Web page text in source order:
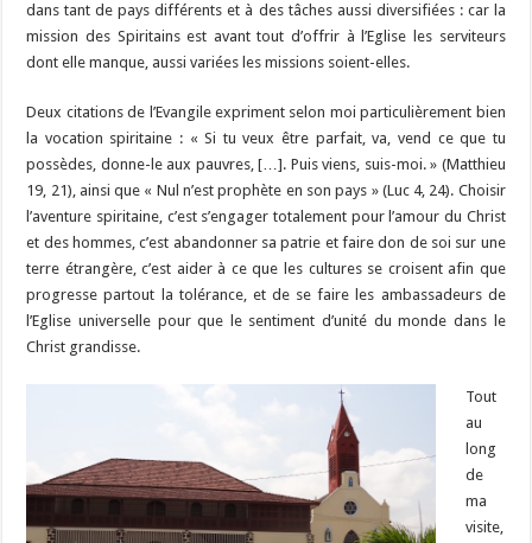
dans tant de pays différents et à des tâches aussi diversifiées : car la
mission des Spiritains est avant tout d’offrir à l’Eglise les serviteurs
dont elle manque, aussi variées les missions soient-elles.
Deux citations de l’Evangile expriment selon moi particulièrement bien
la vocation spiritaine : « Si tu veux être parfait, va, vend ce que tu
possèdes, donne-le aux pauvres, […]. Puis viens, suis-moi. » (Matthieu
19, 21), ainsi que « Nul n’est prophète en son pays » (Luc 4, 24). Choisir
l’aventure spiritaine, c’est s’engager totalement pour l’amour du Christ
et des hommes, c’est abandonner sa patrie et faire don de soi sur une
terre étrangère, c’est aider à ce que les cultures se croisent afin que
progresse partout la tolérance, et de se faire les ambassadeurs de
l’Eglise universelle pour que le sentiment d’unité du monde dans le
Christ grandisse.
Tout
au
long
de
ma
visite,